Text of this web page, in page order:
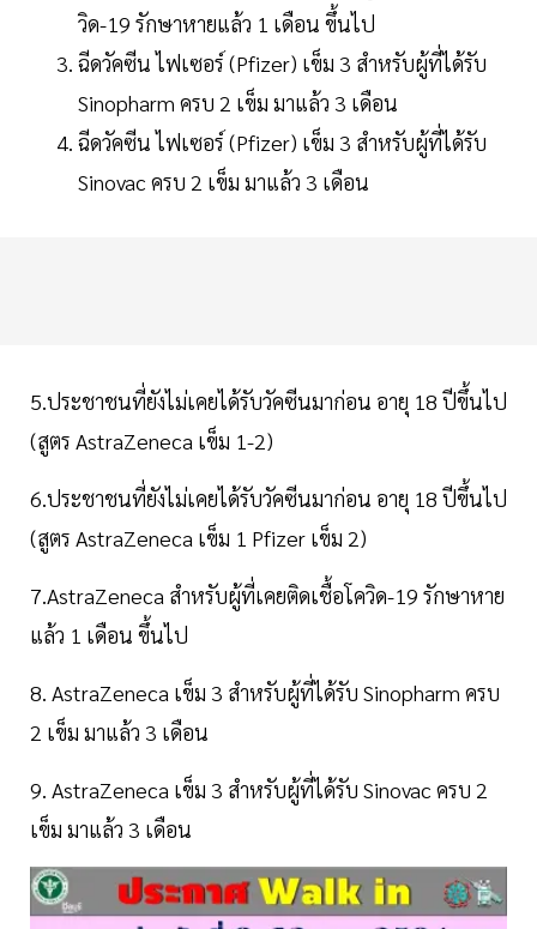
วิด-19 รักษาหายแล้ว 1 เดือน ขึ้นไป
ฉีดวัคซีน ไฟเซอร์ (Pfizer) เข็ม 3 สำหรับผู้ที่ได้รับ
Sinopharm ครบ 2 เข็ม มาแล้ว 3 เดือน
ฉีดวัคซีน ไฟเซอร์ (Pfizer) เข็ม 3 สำหรับผู้ที่ได้รับ
Sinovac ครบ 2 เข็ม มาแล้ว 3 เดือน
5.ประชาชนที่ยังไม่เคยได้รับวัคซีนมาก่อน อายุ 18 ปีขึ้นไป
(สูตร AstraZeneca เข็ม 1-2)
6.ประชาชนที่ยังไม่เคยได้รับวัคซีนมาก่อน อายุ 18 ปีขึ้นไป
(สูตร AstraZeneca เข็ม 1 Pfizer เข็ม 2)
7.AstraZeneca สำหรับผู้ที่เคยติดเชื้อโควิด-19 รักษาหาย
แล้ว 1 เดือน ขึ้นไป
8. AstraZeneca เข็ม 3 สำหรับผู้ที่ได้รับ Sinopharm ครบ
2 เข็ม มาแล้ว 3 เดือน
9. AstraZeneca เข็ม 3 สำหรับผู้ที่ได้รับ Sinovac ครบ 2
เข็ม มาแล้ว 3 เดือน